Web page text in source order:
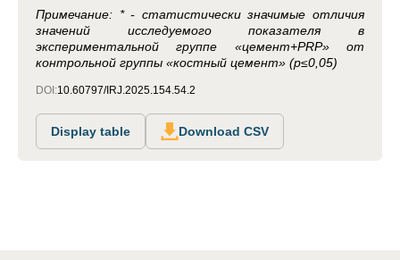
Примечание: * - статистически значимые отличия
значений исследуемого показателя в
экспериментальной группе «цемент+PRP» от
контрольной группы «костный цемент» (p≤0,05)
DOI:10.60797/IRJ.2025.154.54.2
Display table Download CSV